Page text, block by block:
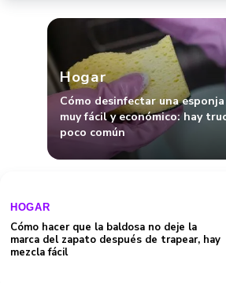
Cómo desinfectar una
muy fácil y económico: hay
poco común
marca del zapato después de trapear, hay
mezcla fácil